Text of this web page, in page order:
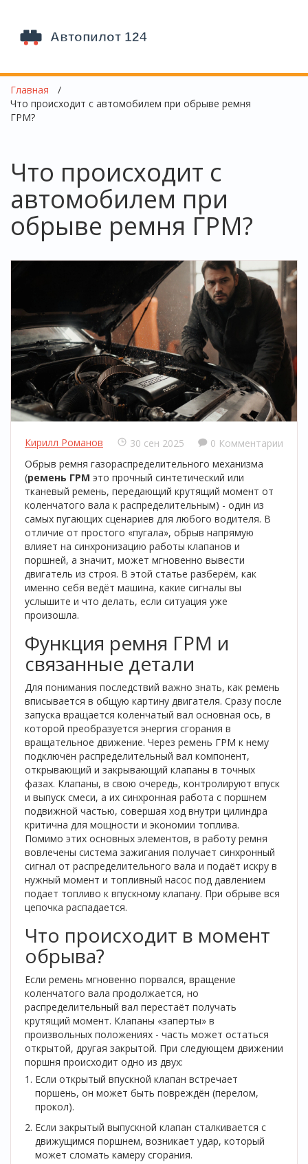
Главная
Что происходит с автомобилем при обрыве ремня
ГРМ?
Что происходит с
автомобилем при
обрыве ремня ГРМ?
Кирилл Романов 30 сен 2025
0 Комментарии
Обрыв ремня газораспределительного механизма
(ремень ГРМ это прочный синтетический или
тканевый ремень, передающий крутящий момент от
коленчатого вала к распределительным) - один из
самых пугающих сценариев для любого водителя. В
отличие от простого «пугала», обрыв напрямую
влияет на синхронизацию работы клапанов и
поршней, а значит, может мгновенно вывести
двигатель из строя. В этой статье разберём, как
именно себя ведёт машина, какие сигналы вы
услышите и что делать, если ситуация уже
произошла.
Функция ремня ГРМ и
связанные детали
Для понимания последствий важно знать, как ремень
вписывается в общую картину двигателя. Сразу после
запуска вращается коленчатый вал основная ось, в
которой преобразуется энергия сгорания в
вращательное движение. Через ремень ГРМ к нему
подключён распределительный вал компонент,
открывающий и закрывающий клапаны в точных
фазах. Клапаны, в свою очередь, контролируют впуск
и выпуск смеси, а их синхронная работа с поршнем
подвижной частью, совершая ход внутри цилиндра
критична для мощности и экономии топлива.
Помимо этих основных элементов, в работу ремня
вовлечены система зажигания получает синхронный
сигнал от распределительного вала и подаёт искру в
нужный момент и топливный насос под давлением
подает топливо к впускному клапану. При обрыве вся
цепочка распадается.
Что происходит в момент
обрыва?
Если ремень мгновенно порвался, вращение
коленчатого вала продолжается, но
распределительный вал перестаёт получать
крутящий момент. Клапаны «заперты» в
произвольных положениях - часть может остаться
открытой, другая закрытой. При следующем движении
поршня происходит одно из двух:
Если открытый впускной клапан встречает
поршень, он может быть повреждён (перелом,
прокол).
Если закрытый выпускной клапан сталкивается с
движущимся поршнем, возникает удар, который
может сломать камеру сгорания.